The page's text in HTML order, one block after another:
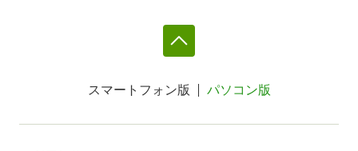
スマートフォン版 パソコン版